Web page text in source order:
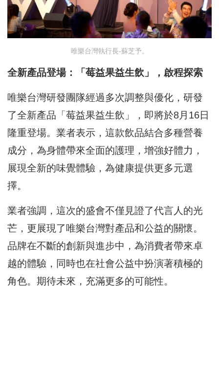
唯樂台灣執行長-蘇芝予。
全新產品登場：「莓益果益生飲」，啟程探索
唯樂台灣研發團隊經過多次調整與優化，研發
了全新產品「莓益果益生飲」，即將於8月16日
隆重登場。業者表示，這款飲品結合多種營養
成分，為身體帶來全面的護理，增強好體力，
展現全新的味覺體驗，為健康提供更多元選
擇。
業者強調，這次的盛會不僅見證了代言人的光
芒，更展現了唯樂台灣對產品和公益的關懷。
品牌在不斷的創新與進步中，為消費者帶來卓
越的體驗，同時也在社會公益中扮演著積極的
角色。期待未來，充滿更多的可能性。